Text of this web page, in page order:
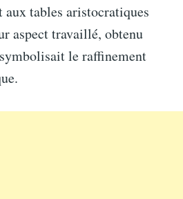
aux tables aristocratiques
aspect travaillé, obtenu
le raffinement